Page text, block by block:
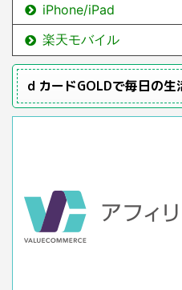
iPhone/iPad
楽天モバイル
ｄカードGOLDで毎日の